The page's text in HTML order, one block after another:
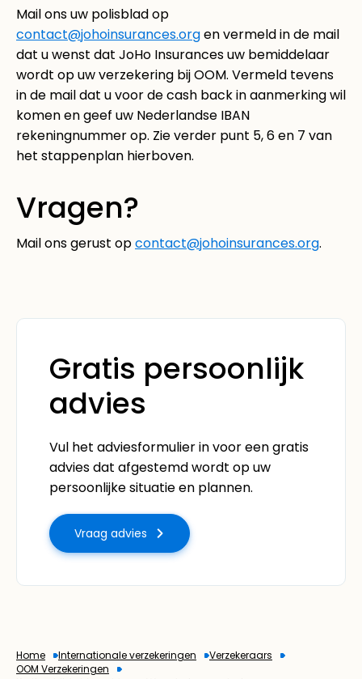
Mail ons uw polisblad op
contact@johoinsurances.orgen vermeld in de mail
dat u wenst dat JoHo Insurances uw bemiddelaar
wordt op uw verzekering bij OOM. Vermeld tevens
in de mail dat u voor de cash back in aanmerking wil
komen en geef uw Nederlandse IBAN
rekeningnummer op. Zie verder punt 5, 6 en 7 van
het stappenplan hierboven.
Vragen?
Mail ons gerust opcontact@johoinsurances.org.
Gratis persoonlijk
advies
Vul het adviesformulier in voor een gratis
advies dat afgestemd wordt op uw
persoonlijke situatie en plannen.
Vraag advies
Home Internationale verzekeringen
Verzekeraars
OOM Verzekeringen